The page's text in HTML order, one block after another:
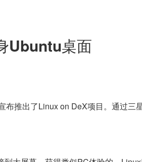
Ubuntu桌面
推出了Linux on DeX项目。通过三